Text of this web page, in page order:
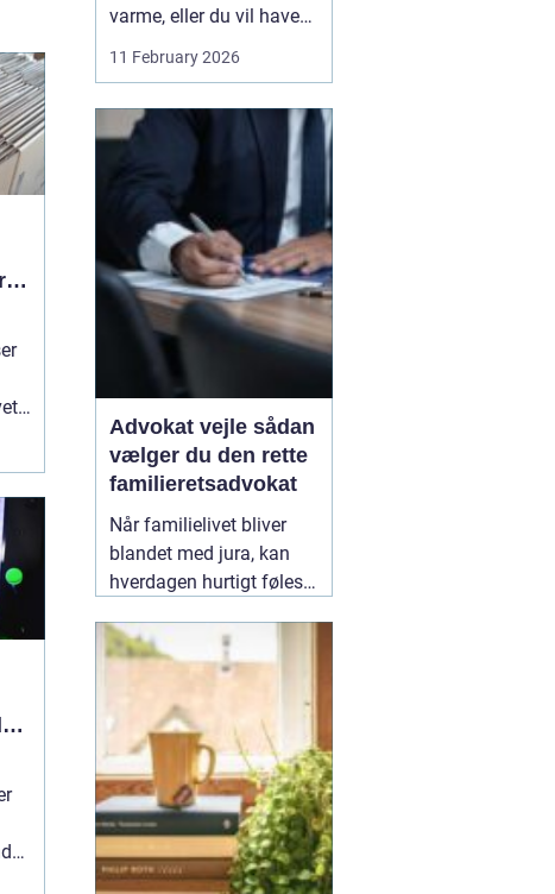
varme, eller du vil have
ny belysning i hjemmet,
bliver valget af elektriker
Mange søger
efter en
hvordan vurd...
11 February 2026
Advokat vejle sådan
vælger du den rette
familieretsadvokat
Når familielivet bliver
blandet med jura, kan
hverdagen hurtigt føles
om børn, ægteskab, arv
eller bolig handler
sjældent kun om
paragraffer, men også
om følelser, tryghed og
fremtid. I sådan en
situation kan en09
February 2026